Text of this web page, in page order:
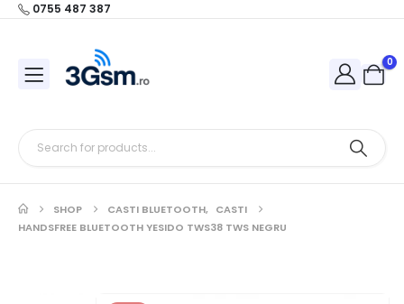
0755 487 387
0
SHOP CASTI BLUETOOTH, CASTI
HANDSFREE BLUETOOTH YESIDO TWS38 TWS NEGRU